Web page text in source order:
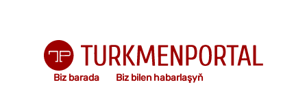
Biz barada
Biz bilen habarlaşyň